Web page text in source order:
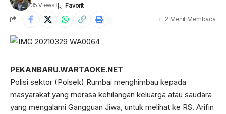
35 Views
2 Menit Membaca
PEKANBARU.WARTAOKE.NET
Polisi sektor (Polsek) Rumbai menghimbau kepada
masyarakat yang merasa kehilangan keluarga atau saudara
yang mengalami Gangguan Jiwa, untuk melihat ke RS. Arifin